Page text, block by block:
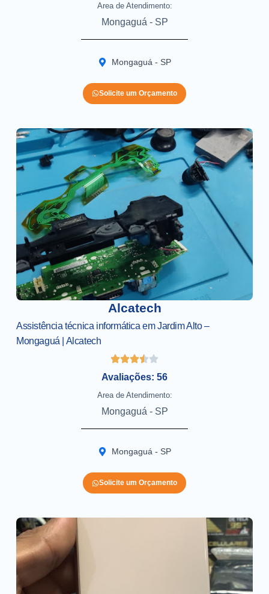
Area de Atendimento:
Mongaguá - SP
Mongaguá - SP
Solicite um Orçamento
Alcatech
Assistência técnica informática em Jardim Alto –
Mongaguá | Alcatech
Avaliações: 56
Area de Atendimento:
Mongaguá - SP
Mongaguá - SP
Solicite um Orçamento